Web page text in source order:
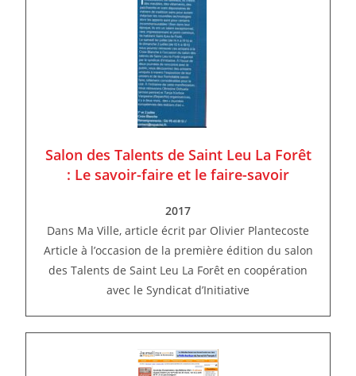
Salon des Talents de Saint Leu La Forêt
: Le savoir-faire et le faire-savoir
2017
Dans Ma Ville, article écrit par Olivier Plantecoste
Article à l’occasion de la première édition du salon
des Talents de Saint Leu La Forêt en coopération
avec le Syndicat d’Initiative